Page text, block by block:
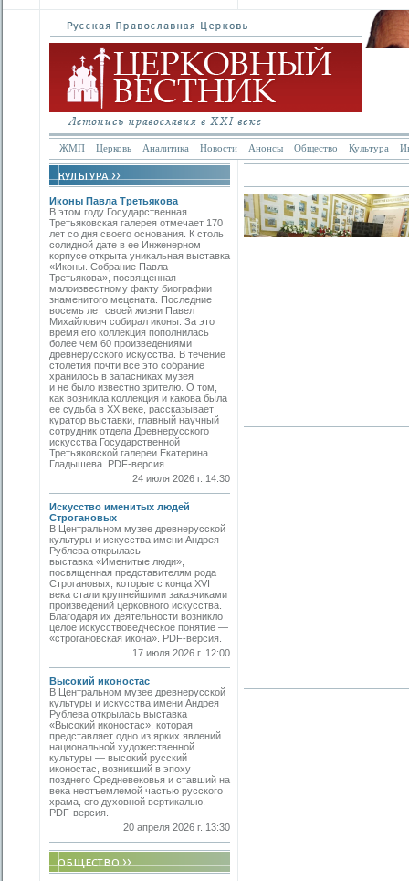
ЖМП Церковь Аналитика Новости Анонсы Общество Культура
Иконы Павла Третьякова
В этом году Государственная
Третьяковская галерея отмечает 170
лет со дня своего основания. К столь
солидной дате в ее Инженерном
корпусе открыта уникальная выставка
«Иконы. Собрание Павла
Третьякова», посвященная
малоизвестному факту биографии
знаменитого мецената. Последние
восемь лет своей жизни Павел
Михайлович собирал иконы. За это
время его коллекция пополнилась
более чем 60 произведениями
древнерусского искусства. В течение
столетия почти все это собрание
хранилось в запасниках музея
и не было известно зрителю. О том,
как возникла коллекция и какова была
ее судьба в ХХ веке, рассказывает
куратор выставки, главный научный
сотрудник отдела Древнерусского
искусства Государственной
Третьяковской галереи Екатерина
Гладышева. PDF-версия.
24 июля 2026 г. 14:30
Искусство именитых людей
Строгановых
В Центральном музее древнерусской
культуры и искусства имени Андрея
Рублева открылась
выставка «Именитые люди»,
посвященная представителям рода
Строгановых, которые с конца XVI
века стали крупнейшими заказчиками
произведений церковного искусства.
Благодаря их деятельности возникло
целое искусствоведческое понятие —
«строгановская икона». PDF-версия.
17 июля 2026 г. 12:00
Высокий иконостас
В Центральном музее древнерусской
культуры и искусства имени Андрея
Рублева открылась выставка
«Высокий иконостас», которая
представляет одно из ярких явлений
национальной художественной
культуры — высокий русский
иконостас, возникший в эпоху
позднего Средневековья и ставший на
века неотъемлемой частью русского
храма, его духовной вертикалью.
PDF-версия.
20 апреля 2026 г. 13:30